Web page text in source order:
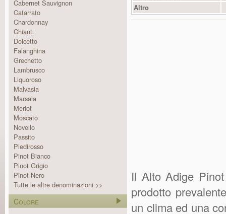
Cabernet Sauvignon
Catarrato
Chardonnay
Chianti
Dolcetto
Falanghina
Grechetto
Lambrusco
Liquoroso
Malvasia
Marsala
Merlot
Moscato
Novello
Passito
Piedirosso
Pinot Bianco
Pinot Grigio
Pinot Nero
Tutte le altre denominazioni >>
Colore
Altro
Il Alto Adige
prodotto
un clima ed una